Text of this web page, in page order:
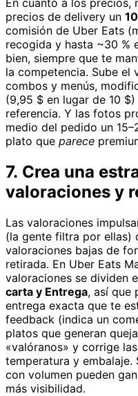
En cuanto a los precios,
precios de delivery un
comisión de Uber Eats
recogida y hasta ~30 %
bien, siempre que te
la competencia. Sube
combos y menús,
(9,95 $ en lugar de 10
referencia. Y las fotos
medio del pedido un
plato que parece
7. Crea una
valoraciones y
Las valoraciones
(la gente filtra por ellas)
valoraciones bajas de
retirada. En Uber Eats
valoraciones se dividen
carta y Entrega, así que
entrega exacta que te
feedback (indica un
platos que generan
«valóranos» y corrige
temperatura y embalaje.
con volumen pueden
más visibilidad.